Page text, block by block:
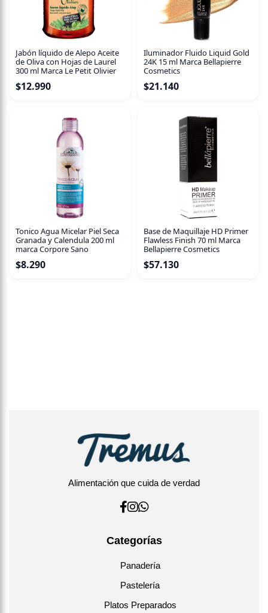
La fórmula, enriquecida con antioxidantes, protege el
cabello dejándolo suelto y manejable. Sin parabenos,
siliconas, ftalatos, colorantes, Cocamide DEA ni PEGs.
Dale a tu cuero cabelludo la protección que necesita con
NaturVital y disfruta de un cabello limpio y sin caspa.
Jabón líquido de Alepo Aceite
de Oliva con Hojas de Laurel
300 ml Marca Le Petit Olivier
$12.990
Iluminador Fluido Liquid Gold
24K 15 ml Marca Bellapierre
Cosmetics
$21.140
Tonico Agua Micelar Piel Seca
Granada y Calendula 200 ml
marca Corpore Sano
$8.290
Base de Maquillaje HD Primer
Flawless Finish 70 ml Marca
Bellapierre Cosmetics
$57.130
Alimentación que cuida de verdad
Categorías
Panadería
Pastelería
Platos Preparados